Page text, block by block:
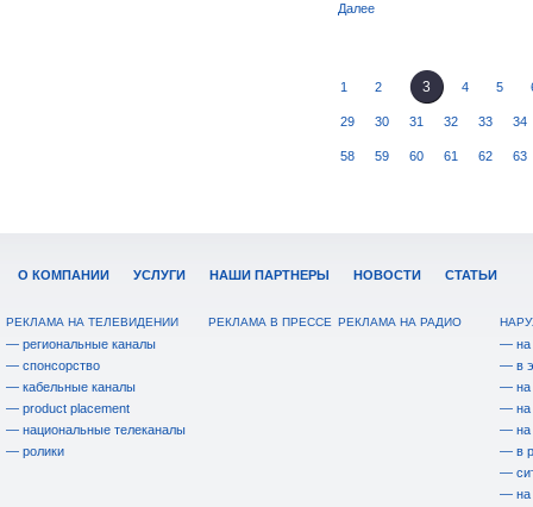
Далее
1 2 3 4 5
29 30 31 32 33 34
58 59 60 61 62 63
О КОМПАНИИ УСЛУГИ НАШИ ПАРТНЕРЫ НОВОСТИ СТАТЬИ
РЕКЛАМА НА ТЕЛЕВИДЕНИИ
— региональные каналы
— спонсорство
— кабельные каналы
— product placement
— национальные телеканалы
— ролики
РЕКЛАМА В ПРЕССЕ РЕКЛАМА НА РАДИО
— на
— в
— на
— на
— на
— в
—
— на